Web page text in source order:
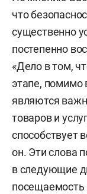
что
существенно
постепенно
«Дело в том,
этапе, помимо
являются
товаров и
способствует
он. Эти слова
в следующие